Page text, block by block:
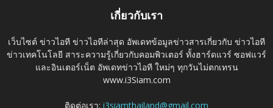
เกี่ยวกับเรา
เว็บไซต์ ข่าวไอที ข่าวไอทีล่าสุด อัพเดทข้อมูลข่าวสารเกี่ยวกับ ข่าวไอที
ข่าวเทคโนโลยี สาระความรู้เกี่ยวกับคอมพิวเตอร์ ทั้งฮาร์ดแวร์ ซอฟแวร์
และอินเตอร์เน็ต อัพเดทข่าวไอที ใหม่ๆ ทุกวันไม่ตกเทรน
www.i3Siam.com
ติดต่อเรา: i3siamthailand@gmail.com